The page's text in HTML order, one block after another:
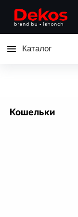
Каталог
Кошельки